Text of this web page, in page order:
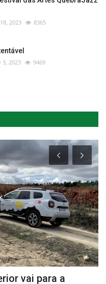
2023 8365
3, 2023 9469
vai para a